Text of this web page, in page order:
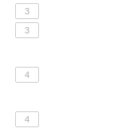
3
3
4
4